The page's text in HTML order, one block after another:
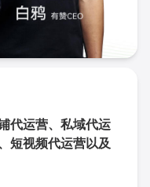
代运营、私域代运
短视频代运营以及